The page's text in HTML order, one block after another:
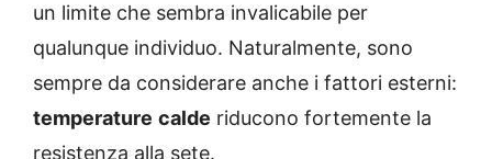
un limite che sembra invalicabile per
qualunque individuo. Naturalmente, sono
sempre da considerare anche i fattori esterni:
temperature calde riducono fortemente la
resistenza alla sete.